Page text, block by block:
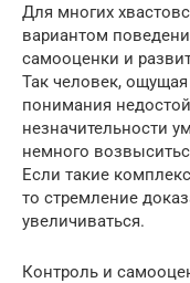
Для многих
вариантом
самооценки и
Так человек,
понимания
незначительности
немного
Если такие
то стремление
увеличиваться.
Контроль и